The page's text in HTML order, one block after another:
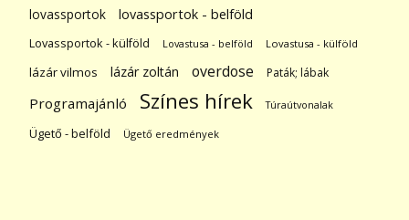
lovassportok lovassportok - belföld
Lovassportok - külföld Lovastusa - belföld Lovastusa - külföld
lázár vilmos lázár zoltán overdose Paták; lábak
Programajánló Színes hírek Túraútvonalak
Ügető - belföld Ügető eredmények